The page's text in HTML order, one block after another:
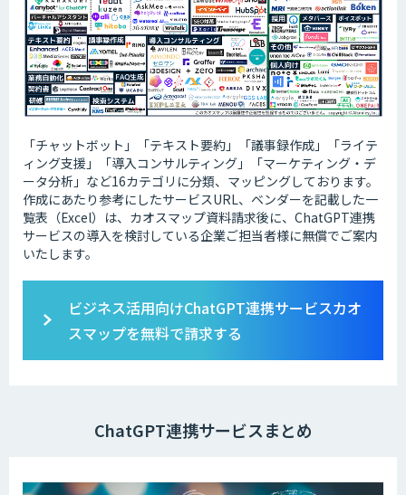
「チャットボット」「テキスト要約」「議事録作成」「ライテ
ィング支援」「導入コンサルティング」「マーケティング・デ
ータ分析」など16カテゴリに分類、マッピングしております。
作成にあたり参考にしたサービスURL、ベンダーを記載した一
覧表（Excel）は、カオスマップ資料請求後に、ChatGPT連携
サービスの導入を検討している企業ご担当者様に無償でご案内
いたします。
ビジネス活用向けChatGPT連携サービスカオ
スマップを無料で請求する
ChatGPT連携サービスまとめ